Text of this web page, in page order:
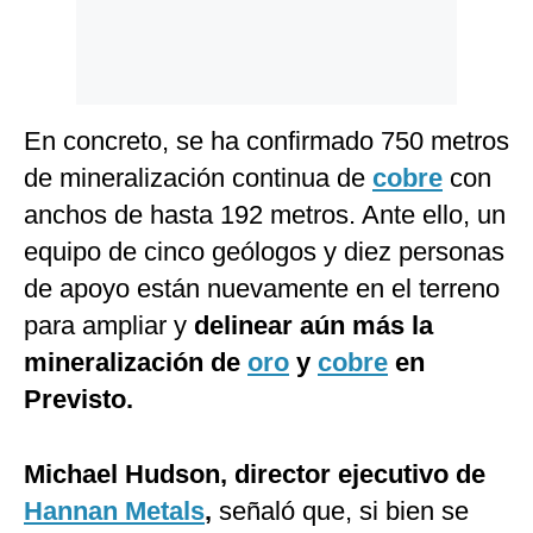
En concreto, se ha confirmado 750 metros
de mineralización continua de cobre con
anchos de hasta 192 metros. Ante ello, un
equipo de cinco geólogos y diez personas
de apoyo están nuevamente en el terreno
para ampliar y delinear aún más la
mineralización de oro y cobre en
Previsto.
Michael Hudson, director ejecutivo de
Hannan Metals, señaló que, si bien se